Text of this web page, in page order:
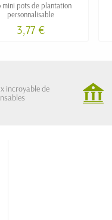
mini pots de plantation
personnalisable
3,77 €
incroyable de